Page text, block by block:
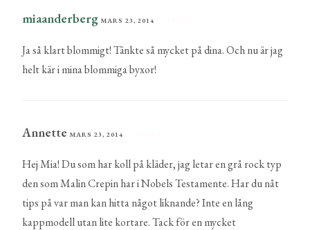
miaanderberg MARS 23, 2014
Ja så klart blommigt! Tänkte så mycket på dina. Och nu är jag
helt kär i mina blommiga byxor!
Annette MARS 23, 2014
Hej Mia! Du som har koll på kläder, jag letar en grå rock typ
den som Malin Crepin har i Nobels Testamente. Har du nåt
tips på var man kan hitta något liknande? Inte en lång
kappmodell utan lite kortare. Tack för en mycket